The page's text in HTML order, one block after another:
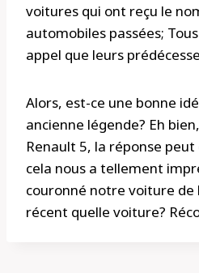
voitures qui ont reçu le
automobiles passées;
appel que leurs
Alors, est-ce une bonne
ancienne légende? Eh
Renault 5, la réponse
cela nous a tellement
couronné notre voiture de
récent quelle voiture?